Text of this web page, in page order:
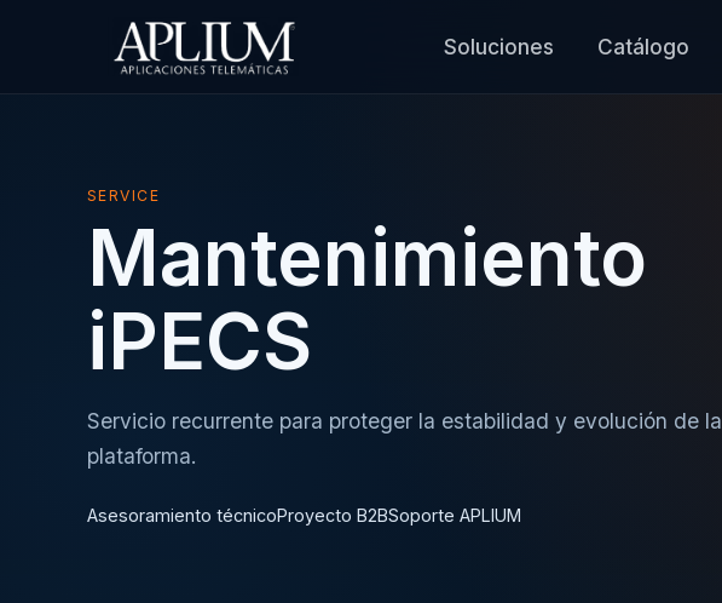
Soluciones Catálogo
SERVICE
Mantenimiento
iPECS
Servicio recurrente para proteger la estabilidad y evolución de la
plataforma.
Asesoramiento técnicoProyecto B2BSoporte APLIUM